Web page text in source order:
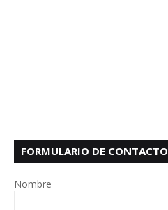
FORMULARIO DE CONTACTO
Nombre